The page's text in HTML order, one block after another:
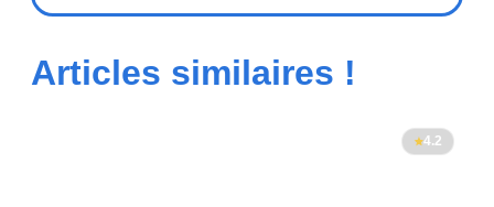
Articles similaires !
4.2